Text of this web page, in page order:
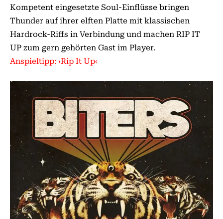
Kompetent eingesetzte Soul-Einflüsse bringen
Thunder auf ihrer elften Platte mit klassischen
Hardrock-Riffs in Verbindung und machen RIP IT
UP zum gern gehörten Gast im Player.
Anspieltipp: ›Rip It Up‹